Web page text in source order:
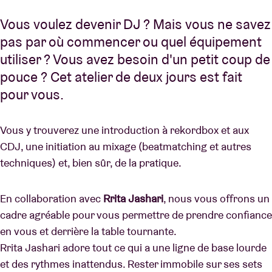
Vous voulez devenir DJ ? Mais vous ne savez
pas par où commencer ou quel équipement
utiliser ? Vous avez besoin d'un petit coup de
pouce ? Cet atelier de deux jours est fait
pour vous.
Vous y trouverez une introduction à rekordbox et aux
CDJ, une initiation au mixage (beatmatching et autres
techniques) et, bien sûr, de la pratique.
En collaboration avec Rrita Jashari, nous vous offrons un
cadre agréable pour vous permettre de prendre confiance
en vous et derrière la table tournante.
Rrita Jashari adore tout ce qui a une ligne de base lourde
et des rythmes inattendus. Rester immobile sur ses sets